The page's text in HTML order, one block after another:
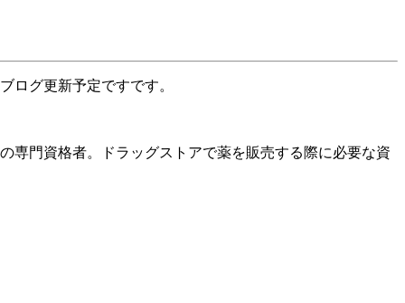
ログ更新予定ですです。
専門資格者。ドラッグストアで薬を販売する際に必要な資